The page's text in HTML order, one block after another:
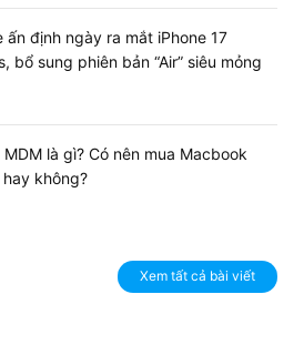
(CU - Control Unit)
là cơ quan đầu não điều phối
này không trực tiếp thực hiện
lý dữ liệu gốc, mà nhiệm vụ chính
lệnh được chuyển từ phần mềm
máy, sau đó tạo ra các xung tín
phối chính xác các tài nguyên
(ALU - Arithmetic Logic
ấn định ngày ra mắt iPhone 17
bổ sung phiên bản “Air” siêu mỏng
MDM là gì? Có nên mua Macbook
hay không?
Xem tất cả bài viết